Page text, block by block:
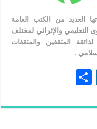
العديد من الكتب العامة
التعليمي والإثرائي لمختلف
المثقفين والمثقفات
.
Li
ke
ar